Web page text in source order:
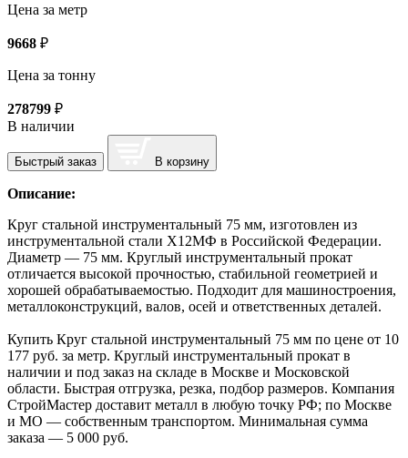
Цена за метр
9668 ₽
Цена за тонну
278799 ₽
В наличии
Быстрый заказ В корзину
Описание:
Круг стальной инструментальный 75 мм, изготовлен из
инструментальной стали Х12МФ в Российской Федерации.
Диаметр — 75 мм. Круглый инструментальный прокат
отличается высокой прочностью, стабильной геометрией и
хорошей обрабатываемостью. Подходит для машиностроения,
металлоконструкций, валов, осей и ответственных деталей.
Купить Круг стальной инструментальный 75 мм по цене от 10
177 руб. за метр. Круглый инструментальный прокат в
наличии и под заказ на складе в Москве и Московской
области. Быстрая отгрузка, резка, подбор размеров. Компания
СтройМастер доставит металл в любую точку РФ; по Москве
и МО — собственным транспортом. Минимальная сумма
заказа — 5 000 руб.